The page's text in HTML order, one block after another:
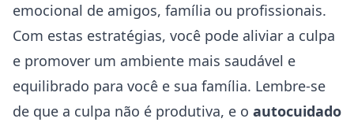
emocional de amigos, família ou profissionais.
Com estas estratégias, você pode aliviar a culpa
e promover um ambiente mais saudável e
equilibrado para você e sua família. Lembre-se
de que a culpa não é produtiva, e o autocuidado